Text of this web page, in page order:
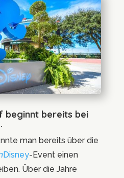
beginnt bereits bei
man bereits über die
Disney-Event einen
Über die Jahre